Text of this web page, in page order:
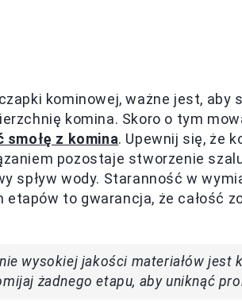
kominowej, ważne jest, aby
komina. Skoro o tym
z komina. Upewnij się, że
pozostaje stworzenie
spływ wody. Staranność w
to gwarancja, że całość
wysokiej jakości materiałów jest
żadnego etapu, aby uniknąć